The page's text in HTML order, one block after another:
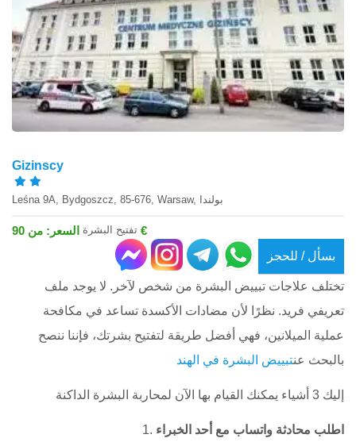
Gizinscy
Leśna 9A, Bydgoszcz, 85-676, Warsaw, بولندا
تفتيح البشرة السعر: من 90 €
بسأل / للحجز
تختلف علاجات تبييض البشرة من شخص لآخر. لا يوجد ملف
تعريفي فريد. نظرًا لأن مضادات الأكسدة تساعد في مكافحة
عملية الميلانين، فهي أفضل طريقة لتفتيح بشرتك، فإننا ننصح
بالبحث عنتبييض البشرة في الهند
إليك 3 أشياء يمكنك القيام بها الآن لمحاربة البشرة الداكنة
1. اطلب محادثة واتساب مع أحد الخبراء